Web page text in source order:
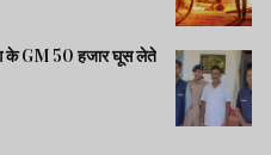
के GM 50 हजार घूस लेते